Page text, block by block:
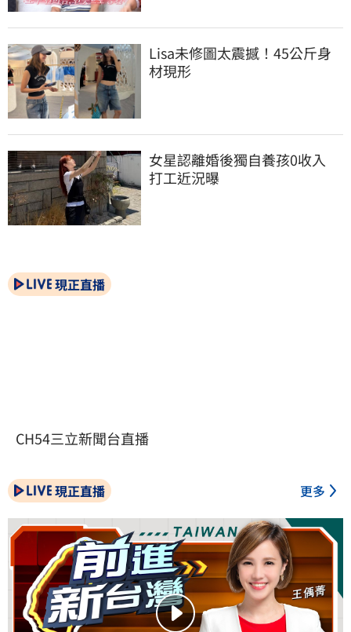
Lisa未修圖太震撼！45公斤身
材現形
女星認離婚後獨自養孩0收入
打工近況曝
現正直播
CH54三立新聞台直播
現正直播 更多